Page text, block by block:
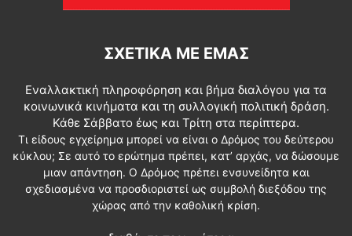
ΣΧΕΤΙΚΆ ΜΕ ΕΜΆΣ
Εναλλακτική πληροφόρηση και βήμα διαλόγου για τα
κοινωνικά κινήματα και τη συλλογική πολιτική δράση.
Κάθε Σάββατο έως και Τρίτη στα περίπτερα.
Τι είδους εγχείρημα μπορεί να είναι ο Δρόμος του δεύτερου
κύκλου; Σε αυτό το ερώτημα πρέπει, κατ’ αρχάς, να δώσουμε
μιαν απάντηση. Ο Δρόμος πρέπει ενσυνείδητα και
σχεδιασμένα να προσδιοριστεί ως συμβολή διεξόδου της
χώρας από την καθολική κρίση.